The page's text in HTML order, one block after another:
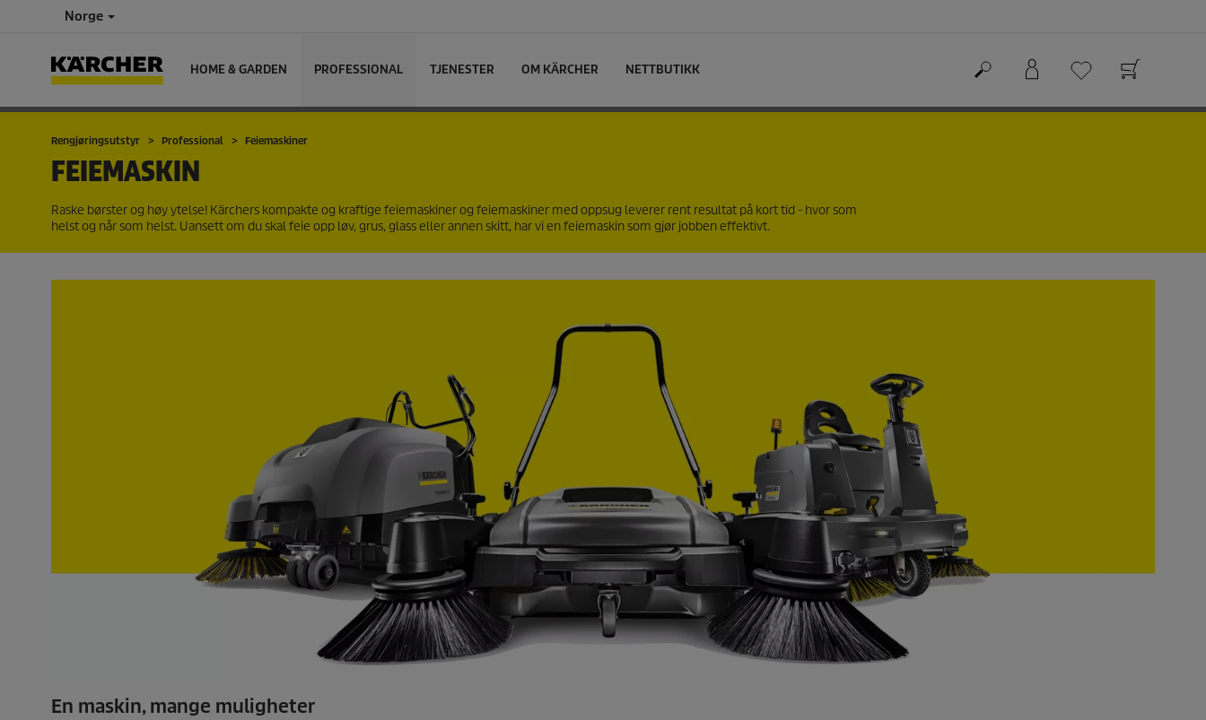
Norge
HOME & GARDEN PROFESSIONAL TJENESTER OM KÄRCHER NETTBUTIKK
Rengjøringsutstyr Professional Feiemaskiner
FEIEMASKIN
Raske børster og høy ytelse! Kärchers kompakte og kraftige feiemaskiner og feiemaskiner med oppsug leverer rent resultat på kort tid - hvor som
helst og når som helst. Uansett om du skal feie opp løv, grus, glass eller annen skitt, har vi en feiemaskin som gjør jobben effektivt.
En maskin, mange muligheter